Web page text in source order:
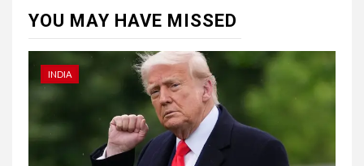
YOU MAY HAVE MISSED
INDIA